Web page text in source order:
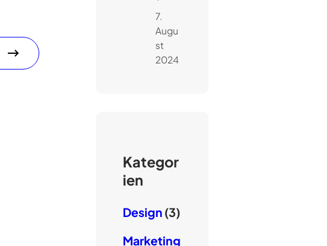
7.
Augu
st
2024
Kategor
ien
Design (3)
Marketing